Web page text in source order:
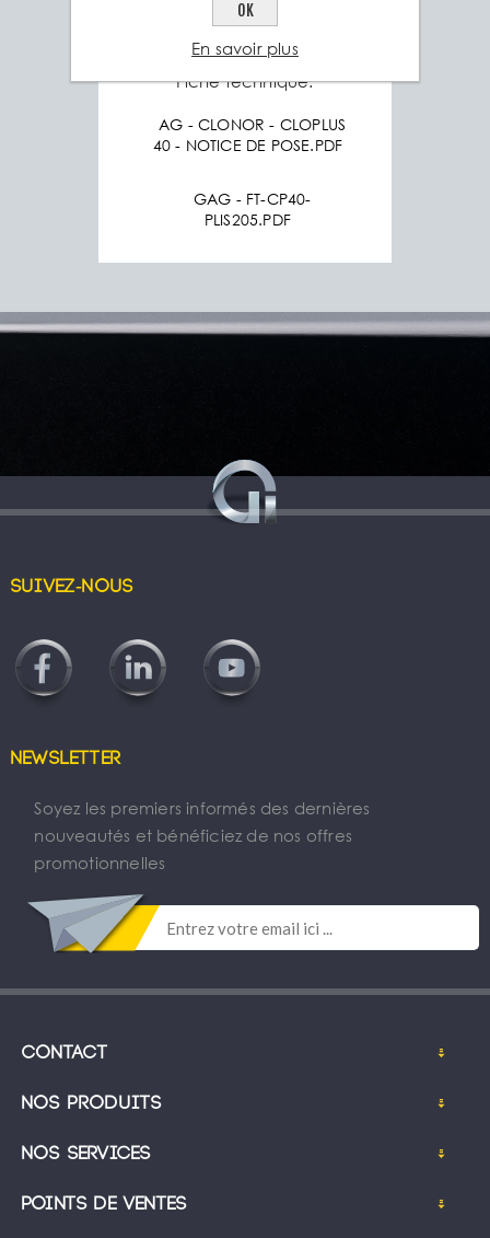
Fiche technique:
AG - CLONOR - CLOPLUS
40 - NOTICE DE POSE.PDF
GAG - FT-CP40-
PLIS205.PDF
Suivez-nous
Newsletter
Soyez les premiers informés des dernières
nouveautés et bénéficiez de nos offres
promotionnelles
Contact
Nos produits
Nos services
Points de ventes
OK
En savoir plus